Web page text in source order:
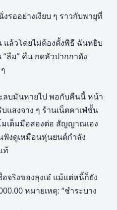
งรออย่างเงียบ ๆ ราวกับพายุที่
ล้วโดยไม่ต้องตั้งพิธี ฉันหยิบ
ลืม” คืน กดหัวปากกาดัง
ลบมันหายไป พอกับคืนนี้ หน้า
แสงจาง ๆ ร้านเน็ตคาเฟ่ชั้น
มเด็มมือสองต่อ สัญญาณเอง
ฟังดูเหมือนหุ่นยนต์กำลัง
ท้
จริงของลุงเอ๋ แม้แต่หนี้ก็ยัง
หมายเหตุ: “ชำระบาง